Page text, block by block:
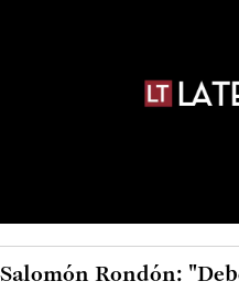
Salomón Rondón: